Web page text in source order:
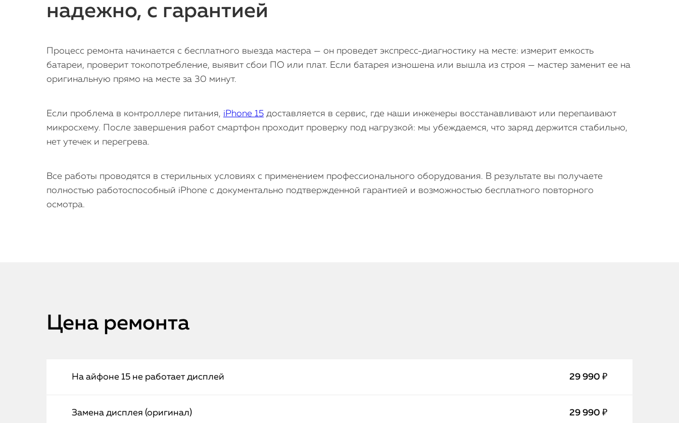
надежно, с гарантией
Процесс ремонта начинается с бесплатного выезда мастера — он проведет экспресс-диагностику на месте: измерит емкость
батареи, проверит токопотребление, выявит сбои ПО или плат. Если батарея изношена или вышла из строя — мастер заменит ее на
оригинальную прямо на месте за 30 минут.
Если проблема в контроллере питания, iPhone 15 доставляется в сервис, где наши инженеры восстанавливают или перепаивают
микросхему. После завершения работ смартфон проходит проверку под нагрузкой: мы убеждаемся, что заряд держится стабильно,
нет утечек и перегрева.
Все работы проводятся в стерильных условиях с применением профессионального оборудования. В результате вы получаете
полностью работоспособный iPhone с документально подтвержденной гарантией и возможностью бесплатного повторного
осмотра.
Цена ремонта
На айфоне 15 не работает дисплей 29 990 ₽
Замена дисплея (оригинал) 29 990 ₽